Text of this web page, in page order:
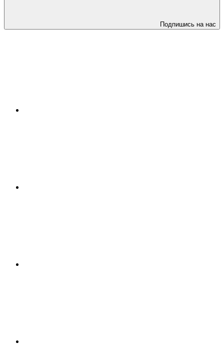
Подпишись на нас